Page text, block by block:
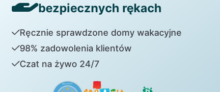
bezpiecznych rękach
Ręcznie sprawdzone domy wakacyjne
98% zadowolenia klientów
Czat na żywo 24/7